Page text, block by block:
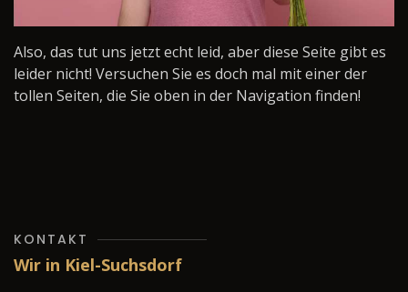
Also, das tut uns jetzt echt leid, aber diese Seite gibt es
leider nicht! Versuchen Sie es doch mal mit einer der
tollen Seiten, die Sie oben in der Navigation finden!
KONTAKT
Wir in Kiel-Suchsdorf